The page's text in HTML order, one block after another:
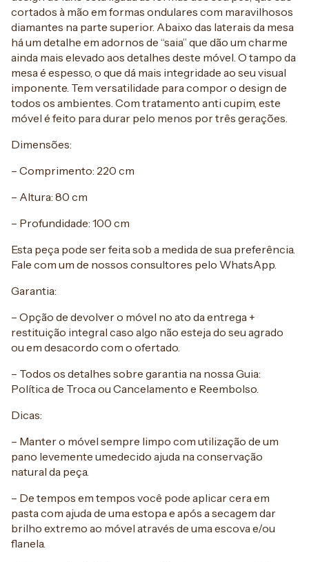
cortados à mão em formas ondulares com maravilhosos
diamantes na parte superior. Abaixo das laterais da mesa
há um detalhe em adornos de “saia” que dão um charme
ainda mais elevado aos detalhes deste móvel. O tampo da
mesa é espesso, o que dá mais integridade ao seu visual
imponente. Tem versatilidade para compor o design de
todos os ambientes. Com tratamento anti cupim, este
móvel é feito para durar pelo menos por três gerações.
Dimensões:
– Comprimento: 220 cm
– Altura: 80 cm
– Profundidade: 100 cm
Esta peça pode ser feita sob a medida de sua preferência.
Fale com um de nossos consultores pelo WhatsApp.
Garantia:
– Opção de devolver o móvel no ato da entrega +
restituição integral caso algo não esteja do seu agrado
ou em desacordo com o ofertado.
– Todos os detalhes sobre garantia na nossa Guia:
Política de Troca ou Cancelamento e Reembolso.
Dicas:
– Manter o móvel sempre limpo com utilização de um
pano levemente umedecido ajuda na conservação
natural da peça.
– De tempos em tempos você pode aplicar cera em
pasta com ajuda de uma estopa e após a secagem dar
brilho extremo ao móvel através de uma escova e/ou
flanela.